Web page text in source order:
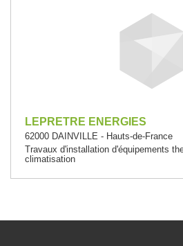
LEPRETRE ENERGIES
62000 DAINVILLE - Hauts-de-France
Travaux d'installation d'équipements
climatisation